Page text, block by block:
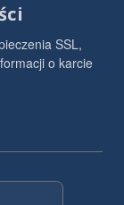
SSL,
o karcie